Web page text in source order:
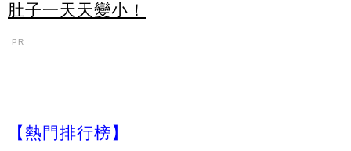
肚子一天天變小！
PR
【熱門排行榜】